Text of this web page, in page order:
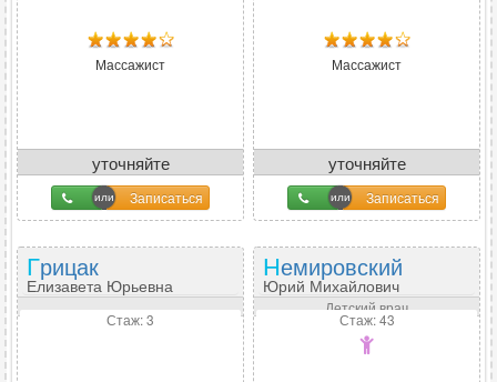
Массажист
уточняйте
Записаться
Массажист
уточняйте
Записаться
Грицак
Елизавета Юрьевна
Стаж: 3
Немировский
Юрий Михайлович
Детский врач
Стаж: 43